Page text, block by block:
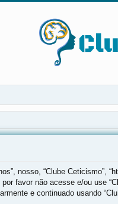
nosso, “Clube
favor não acesse e/ou use
e continuado usando